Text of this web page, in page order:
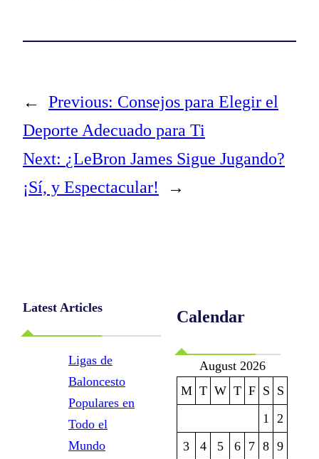
← Previous: Consejos para Elegir el
Deporte Adecuado para Ti
Next: ¿LeBron James Sigue Jugando?
¡Sí, y Espectacular!
→
Latest Articles
Ligas de
Baloncesto
Populares en
Todo el
Mundo
Calendar
August 2026
M T W T F S S
1 2
3
4 5 6 7 8 9